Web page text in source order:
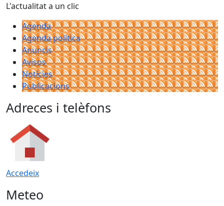
L'actualitat a un clic
Agenda
Agenda política
Anuncis
Avisos
Notícies
Publicacions
Adreces i telèfons
Accedeix
Meteo